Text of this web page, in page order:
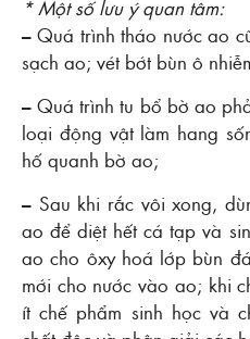
* Một số lưu ý quan tâm:
– Quá trình tháo nước ao
sạch ao; vét bớt bùn ô
– Quá trình tu bổ bờ ao
loại động vật làm hang
hố quanh bờ ao;
– Sau khi rắc vôi xong,
ao để diệt hết cá tạp và
ao cho ôxy hoá lớp bùn
mới cho nước vào ao; khi
ít chế phẩm sinh học và